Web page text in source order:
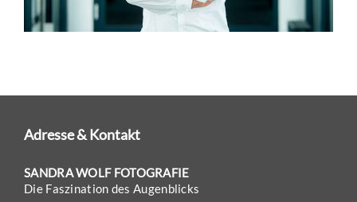
Adresse & Kontakt
SANDRA WOLF FOTOGRAFIE
Die Faszination des Augenblicks